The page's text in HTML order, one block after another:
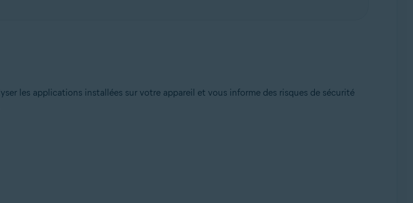
les applications installées sur votre appareil et vous informe des risques de sécurité